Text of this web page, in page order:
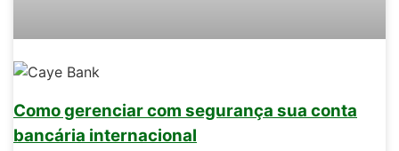
Como gerenciar com segurança sua conta
bancária internacional